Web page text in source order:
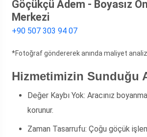
Göçükçü Adem - Boyasız
Merkezi
+90 507 303 94 07
*Fotoğraf göndererek anında maliyet
Hizmetimizin Sunduğu
Değer Kaybı Yok: Aracınız
korunur.
Zaman Tasarrufu: Çoğu göçük